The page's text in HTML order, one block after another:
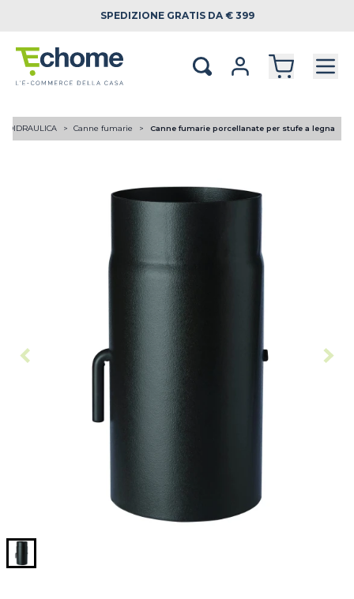
SPEDIZIONE GRATIS DA € 399
Canne fumarie Canne fumarie porcellanate per stufe a legna